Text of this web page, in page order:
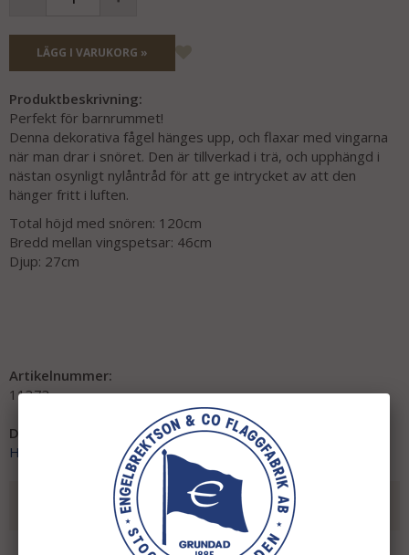
LÄGG I VARUKORG »
Produktbeskrivning:
Perfekt för barnrummet!
Denna dekorativa fågel hänges upp, och flaxar med vingarna
när man drar i snöret. Den är tillverkad i trä, och upphängd i
nästan osynligt nylåntråd för att ge intrycket av att den
hänger fritt i luften.
Total höjd med snören: 120cm
Bredd mellan vingspetsar: 46cm
Djup: 27cm
Artikelnummer:
11373
Direktlänk:
Högerklicka och kopiera adressen
REKOMMENDERADE TILLBEHÖR TILL DENNA